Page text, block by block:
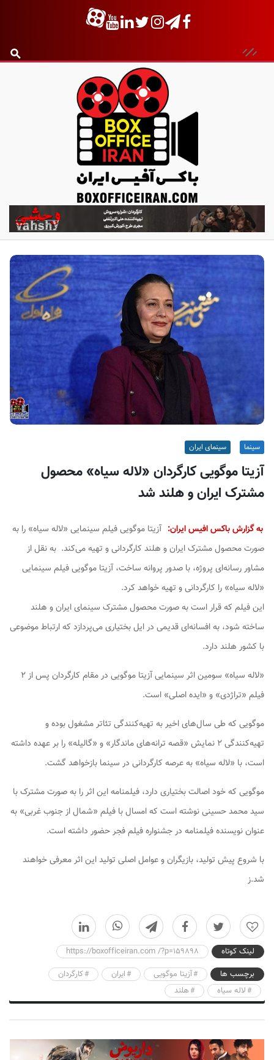
ب
ا
ک
س
آ
ی
س
ا
ی
ر
ا
ن
سینما سینمای ایران
آزیتا موگویی کارگردان «لاله سیاه» محصول
مشترک ایران و هلند شد
به گزارش باکس افیس ایران: آزیتا موگویی فیلم سینمایی «لاله سیاه» را به
صورت محصول مشترک ایران و هلند کارگردانی و تهیه می‌کند. به نقل از
مشاور رسانه‌ای پروژه، با صدور پروانه ساخت، آزیتا موگویی فیلم سینمایی
«لاله سیاه» را کارگردانی و تهیه خواهد کرد.
این فیلم که قرار است به صورت محصول مشترک سینمای ایران و هلند
ساخته شود، به افسانه‌ای قدیمی در ایل بختیاری می‌پردازد که ارتباط موضوعی
با کشور هلند دارد.
«لاله سیاه» سومین اثر سینمایی آزیتا موگویی در مقام کارگردان پس از ۲
فیلم «تراژدی» و «ایده اصلی» است.
موگویی که طی سال‌های اخیر به تهیه‌کنندگی تئاتر مشغول بوده و
تهیه‌کنندگی ۲ نمایش «قصه ترانه‌های ماندگار» و «گالیله» را بر عهده داشته
است، با «لاله سیاه» به عرصه کارگردانی در سینما بازخواهد گشت.
موگویی که خود اصالت بختیاری دارد، فیلمنامه این اثر را به صورت مشترک با
سید محمد حسینی نوشته است که امسال با فیلم «شمال از جنوب غربی» به
عنوان نویسنده فیلمنامه در جشنواره فیلم فجر حضور داشته است.
با شروع پیش تولید، بازیگران و عوامل اصلی تولید این اثر معرفی خواهند
شد.ز
0
لینک کوتاه
https://boxofficeiran.com /?p=159898
برچسب ها
آزیتا موگویی ایران
کارگردان
لاله سیاه
هلند